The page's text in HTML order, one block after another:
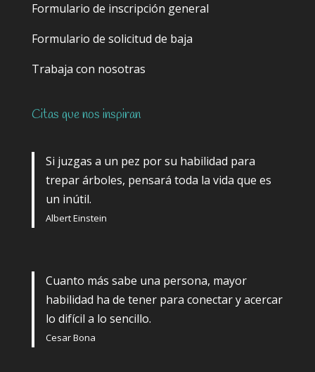
Formulario de inscripción general
Formulario de solicitud de baja
Trabaja con nosotras
Citas que nos inspiran
Si juzgas a un pez por su habilidad para
trepar árboles, pensará toda la vida que es
un inútil.
Albert Einstein
Cuanto más sabe una persona, mayor
habilidad ha de tener para conectar y acercar
lo difícil a lo sencillo.
Cesar Bona